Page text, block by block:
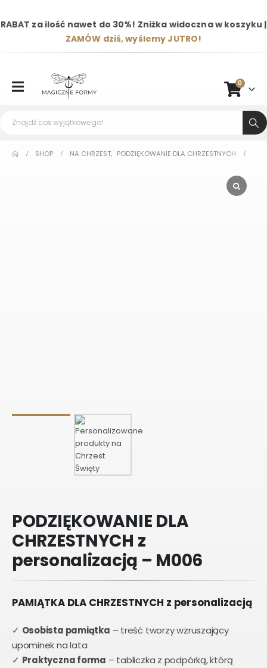
RABAT za ilość nawet do 30%! Zniżka widoczna w koszyku |
ZAMÓW dziś, wyślemy JUTRO!
0
SHOP NA CHRZEST, PODZIĘKOWANIE DLA CHRZESTNYCH
PODZIĘKOWANIE DLA
CHRZESTNYCH z
personalizacją – M006
PAMIĄTKA DLA CHRZESTNYCH z personalizacją
✓ Osobista pamiątka – treść tworzy wzruszający
upominek na lata
✓ Praktyczna forma – tabliczka z podpórką, którą